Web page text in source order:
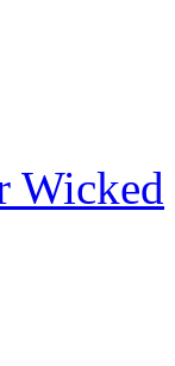
Wicked